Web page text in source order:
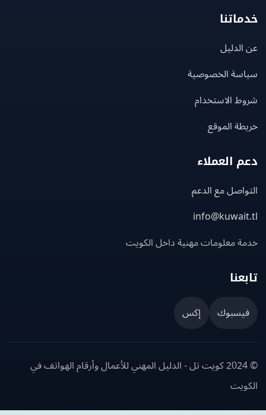
الخصوصية
الاستخدام
الموقع
العملاء
مع الدعم
معلومات مهنية داخل الكويت
إكس
© 2024 كويت تل - الدليل المهني للأعمال وأرقام الهواتف في